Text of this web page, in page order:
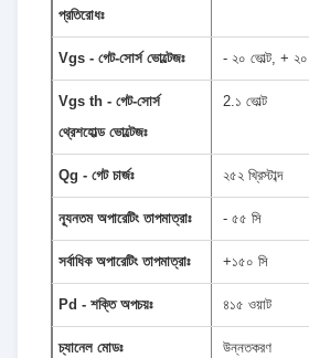
প্রতিরোধঃ
Vgs - গেট-সোর্স ভোল্টেজঃ - ২০ ভোল্ট, + ২০
Vgs th - গেট-সোর্স
থ্রেশহোল্ড ভোল্টেজঃ
2.১ ভোল্ট
Qg - গেট চার্জঃ ২৫২ খ্রিস্টাব্দ
ন্যূনতম অপারেটিং তাপমাত্রাঃ - ৫৫ সি
সর্বাধিক অপারেটিং তাপমাত্রাঃ +১৫০ সি
Pd - শক্তি অপচয়ঃ ৪১৫ ওয়াট
চ্যানেল মোডঃ উন্নতকরণ